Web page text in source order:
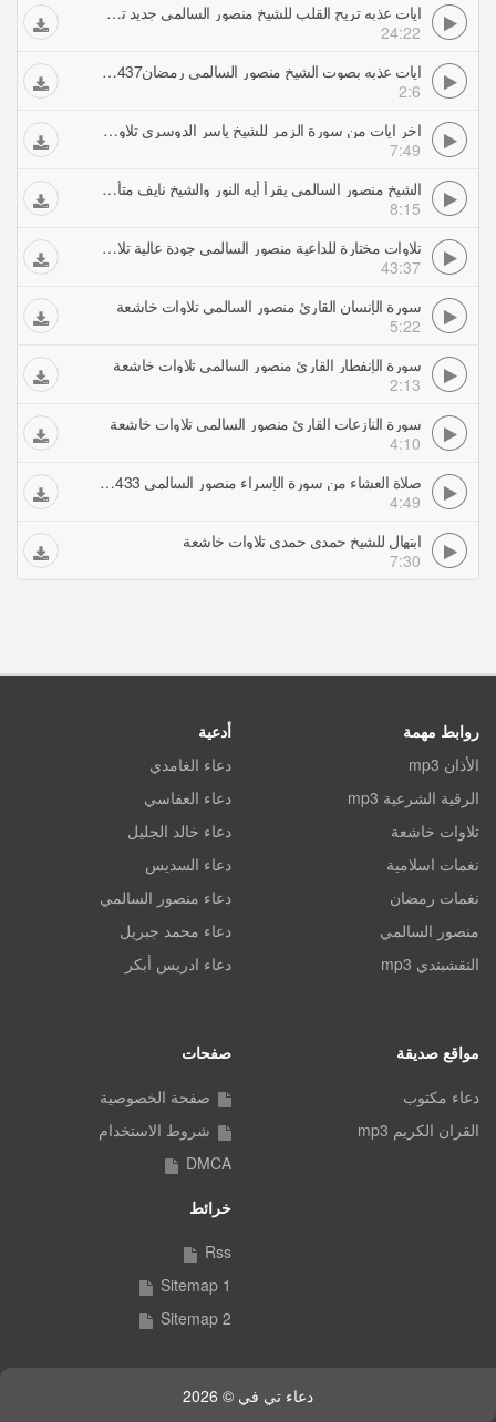
ايات عذبه تريح القلب للشيخ منصور السالمي جديد تلاوات خاشعة
24:22
ايات عذبه بصوت الشيخ منصور السالمي رمضان1437ه (3) تلاوات خاشعة
2:6
اخر ايات من سورة الزمر للشيخ ياسر الدوسري تلاوات خاشعة
7:49
الشيخ منصور السالمي يقرأ أيه النور والشيخ نايف متأثر ويبكي تلاوات خاشعة
8:15
تلاوات مختارة للداعية منصور السالمي جودة عالية تلاوات خاشعة
43:37
سورة الإنسان القارئ منصور السالمي تلاوات خاشعة
5:22
سورة الإنفطار القارئ منصور السالمي تلاوات خاشعة
2:13
سورة النازعات القارئ منصور السالمي تلاوات خاشعة
4:10
صلاة العشاء من سورة الإسراء منصور السالمي 1433 تلاوات خاشعة
4:49
ابتهال للشيخ حمدى حمدي تلاوات خاشعة
7:30
روابط مهمة
الأذان mp3
الرقية الشرعية mp3
تلاوات خاشعة
نغمات اسلامية
نغمات رمضان
منصور السالمي
النقشبندي mp3
أدعية
دعاء الغامدي
دعاء العفاسي
دعاء خالد الجليل
دعاء السديس
دعاء منصور السالمي
دعاء محمد جبريل
دعاء ادريس أبكر
مواقع صديقة
دعاء مكتوب
القران الكريم mp3
صفحات
صفحة الخصوصية
شروط الاستخدام
DMCA
خرائط
Rss
Sitemap 1
Sitemap 2
دعاء تي في © 2026